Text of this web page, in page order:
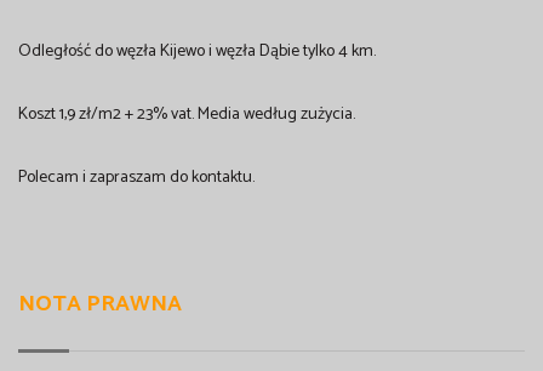
Odległość do węzła Kijewo i węzła Dąbie tylko 4 km.
Koszt 1,9 zł/m2 + 23% vat. Media według zużycia.
Polecam i zapraszam do kontaktu.
NOTA PRAWNA